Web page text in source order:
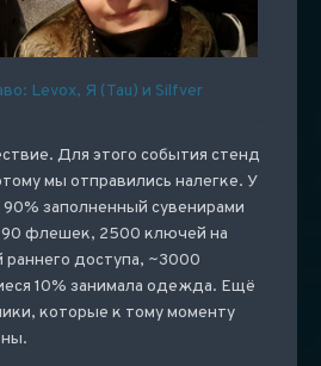
Levox, Я (Tau) и Silfver
Для этого события стенд
мы отправились налегке. У
заполненный сувенирами
флешек, 2500 ключей на
доступа, ~3000
10% занимала одежда. Ещё
которые к тому моменту